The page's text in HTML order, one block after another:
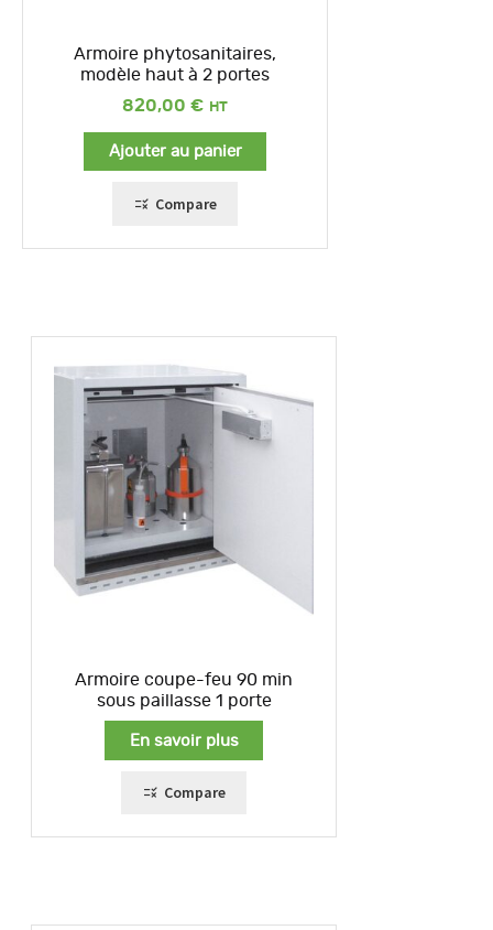
Armoire phytosanitaires,
modèle haut à 2 portes
820,00 €
Ajouter au panier
Compare
Armoire coupe-feu 90 min
sous paillasse 1 porte
En savoir plus
Compare